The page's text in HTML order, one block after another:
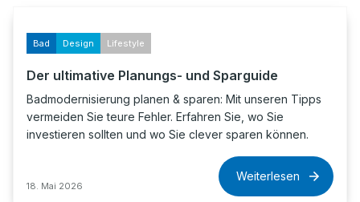
Bad Design Lifestyle
Der ultimative Planungs- und Sparguide
Badmodernisierung planen & sparen: Mit unseren Tipps
vermeiden Sie teure Fehler. Erfahren Sie, wo Sie
investieren sollten und wo Sie clever sparen können.
18. Mai 2026
Weiterlesen